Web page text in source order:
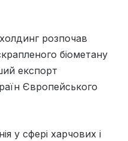
розпочав
біометану
експорт
Європейського
у сфері харчових і